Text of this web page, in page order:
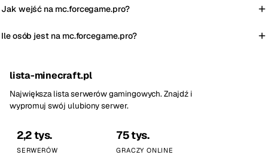
Jak wejść na mc.forcegame.pro?
Ile osób jest na mc.forcegame.pro?
lista-minecraft.pl
Największa lista serwerów gamingowych. Znajdź i
wypromuj swój ulubiony serwer.
2,2 tys.
SERWERÓW
75 tys.
GRACZY ONLINE